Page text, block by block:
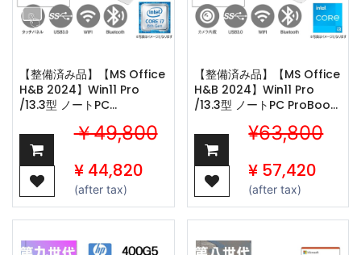
【整備済み品】【MS Office
H&B 2024】Win11 Pro
/13.3型 ノートPC
i7-8550U /Webカメ
ラ/wajunの
wifi/Bluetooth/16GB
/512GB SSD
￥49,800
¥ 44,820
(after tax)
【整備済み品】【MS Office
H&B 2024】Win11 Pro
/13.3型 ノートPC ProBook
/Webカメラ/wajunの
wifi/Bluetooth/16GB
/256GB SSD
¥63,800
¥ 57,420
(after tax)